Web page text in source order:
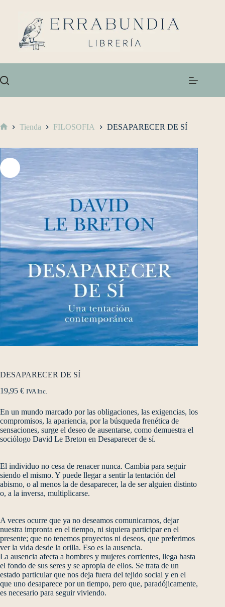
Tienda FILOSOFIA DESAPARECER DE SÍ
DESAPARECER DE SÍ
19,95 € IVA Inc.
En un mundo marcado por las obligaciones, las exigencias, los
compromisos, la apariencia, por la búsqueda frenética de
sensaciones, surge el deseo de ausentarse, como demuestra el
sociólogo David Le Breton en Desaparecer de sí.
El individuo no cesa de renacer nunca. Cambia para seguir
siendo el mismo. Y puede llegar a sentir la tentación del
abismo, o al menos la de desaparecer, la de ser alguien distinto
o, a la inversa, multiplicarse.
A veces ocurre que ya no deseamos comunicarnos, dejar
nuestra impronta en el tiempo, ni siquiera participar en el
presente; que no tenemos proyectos ni deseos, que preferimos
ver la vida desde la orilla. Eso es la ausencia.
La ausencia afecta a hombres y mujeres corrientes, llega hasta
el fondo de sus seres y se apropia de ellos. Se trata de un
estado particular que nos deja fuera del tejido social y en el
que uno desaparece por un tiempo, pero que, paradójicamente,
es necesario para seguir viviendo.